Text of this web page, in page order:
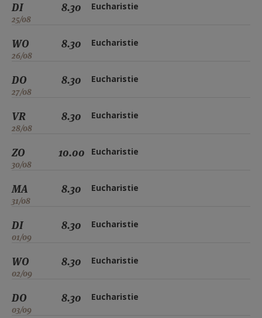
DI
25/08
8.30 Eucharistie
WO
26/08
8.30 Eucharistie
DO
27/08
8.30 Eucharistie
VR
28/08
8.30 Eucharistie
ZO
30/08
10.00 Eucharistie
MA
31/08
8.30 Eucharistie
DI
01/09
8.30 Eucharistie
WO
02/09
8.30 Eucharistie
DO
03/09
8.30 Eucharistie